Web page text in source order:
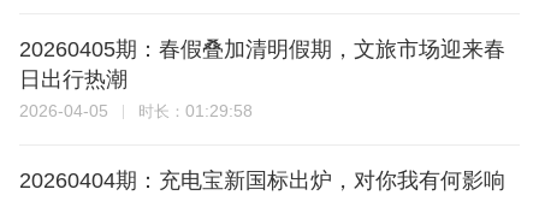
20260405期：春假叠加清明假期，文旅市场迎来春
日出行热潮
2026-04-05 时长： 01:29:58
20260404期：充电宝新国标出炉，对你我有何影响